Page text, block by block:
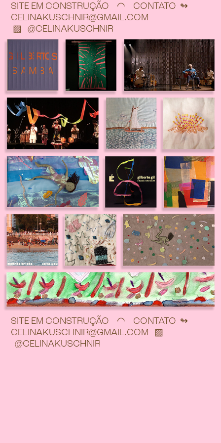
SITE EM CONSTRUÇÃO ◠ CONTATO ↬
CELINAKUSCHNIR@GMAIL.COM
▨ @CELINAKUSCHNIR
SITE EM CONSTRUÇÃO ◠ CONTATO ↬
CELINAKUSCHNIR@GMAIL.COM ▨
@CELINAKUSCHNIR